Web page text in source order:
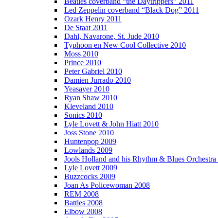
Led Zeppelin coverband “Black Dog” 2011
Ozark Henry 2011
De Staat 2011
Dahl, Navarone, St. Jude 2010
Typhoon en New Cool Collective 2010
Moss 2010
Prince 2010
Peter Gabriel 2010
Damien Jurrado 2010
Yeasayer 2010
Ryan Shaw 2010
Kleveland 2010
Sonics 2010
Lyle Lovett & John Hiatt 2010
Joss Stone 2010
Huntenpop 2009
Lowlands 2009
Jools Holland and his Rhythm & Blues Orchestra
Lyle Lovett 2009
Buzzcocks 2009
Joan As Policewoman 2008
REM 2008
Battles 2008
Elbow 2008